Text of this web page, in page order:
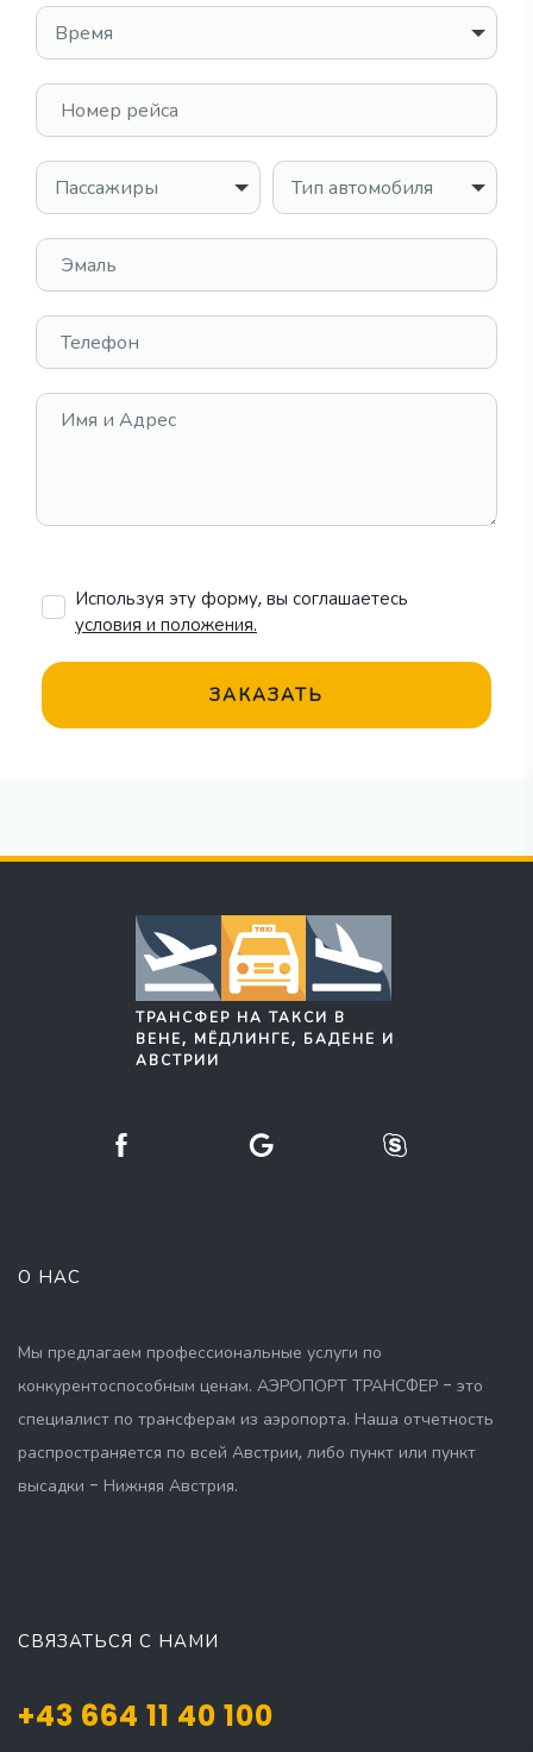
Время
Номер рейса
Пассажиры Тип автомобиля
Эмаль
Телефон
Имя и Адрес
Используя эту форму, вы соглашаетесь
условия и положения.
ЗАКАЗАТЬ
ТРАНСФЕР НА ТАКСИ В
ВЕНЕ, МЁДЛИНГЕ, БАДЕНЕ И
АВСТРИИ
О НАС
Мы предлагаем профессиональные услуги по
конкурентоспособным ценам. АЭРОПОРТ ТРАНСФЕР - это
специалист по трансферам из аэропорта. Наша отчетность
распространяется по всей Австрии, либо пункт или пункт
высадки - Нижняя Австрия.
СВЯЗАТЬСЯ С НАМИ
+43 664 11 40 100